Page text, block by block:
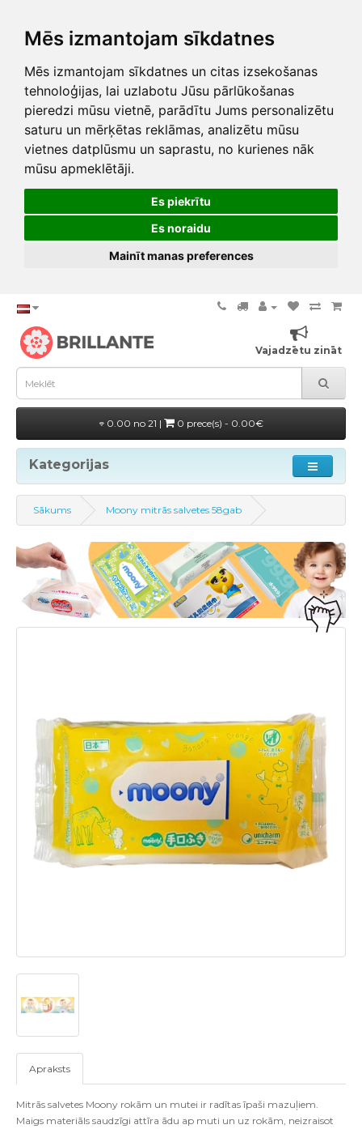
Mēs izmantojam sīkdatnes
Mēs izmantojam sīkdatnes un citas izsekošanas
tehnoloģijas, lai uzlabotu Jūsu pārlūkošanas
pieredzi mūsu vietnē, parādītu Jums personalizētu
saturu un mērķētas reklāmas, analizētu mūsu
vietnes datplūsmu un saprastu, no kurienes nāk
mūsu apmeklētāji.
Es piekrītu
Es noraidu
Mainīt manas preferences
Vajadzētu zināt
0.00 no 21 | 0 prece(s) - 0.00€
Kategorijas
Sākums Moony mitrās salvetes 58gab
Apraksts
Mitrās salvetes Moony rokām un mutei ir radītas īpaši mazuļiem.
Maigs materiāls saudzīgi attīra ādu ap muti un uz rokām, neizraisot